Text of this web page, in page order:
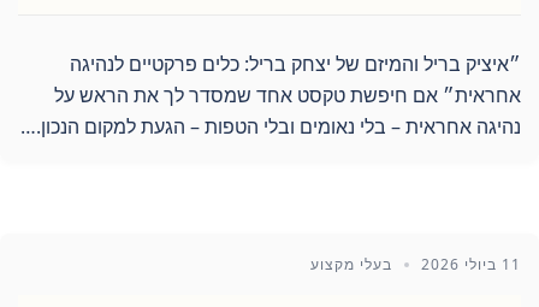
״איציק בריל והמיזם של יצחק בריל: כלים פרקטיים לנהיגה
אחראית״ אם חיפשת טקסט אחד שמסדר לך את הראש על
נהיגה אחראית – בלי נאומים ובלי הטפות – הגעת למקום הנכון.…
11 ביולי 2026 בעלי מקצוע